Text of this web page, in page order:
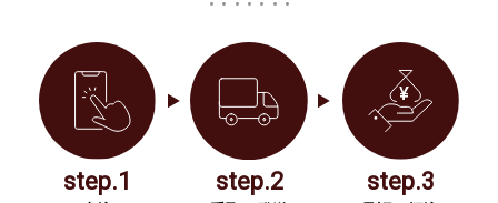
step.1 step.2 step.3